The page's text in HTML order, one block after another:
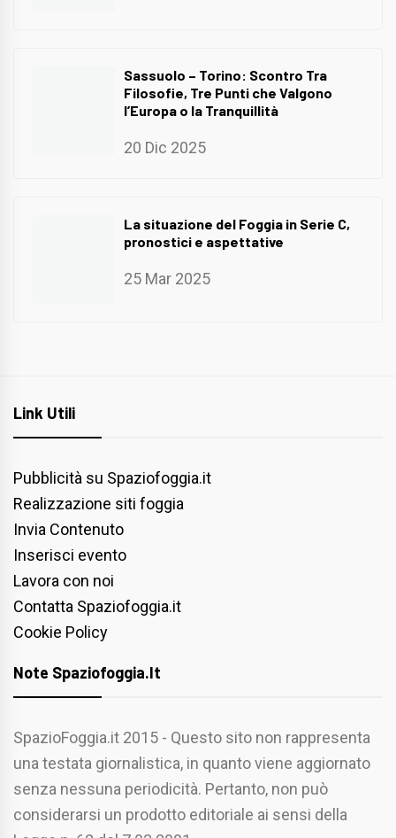
Sassuolo – Torino: Scontro Tra
Filosofie, Tre Punti che Valgono
l’Europa o la Tranquillità
20 Dic 2025
La situazione del Foggia in Serie C,
pronostici e aspettative
25 Mar 2025
Link Utili
Pubblicità su Spaziofoggia.it
Realizzazione siti foggia
Invia Contenuto
Inserisci evento
Lavora con noi
Contatta Spaziofoggia.it
Cookie Policy
Note Spaziofoggia.it
SpazioFoggia.it 2015 - Questo sito non rappresenta
una testata giornalistica, in quanto viene aggiornato
senza nessuna periodicità. Pertanto, non può
considerarsi un prodotto editoriale ai sensi della